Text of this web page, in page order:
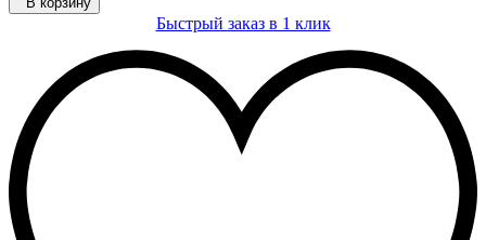
Быстрый заказ в 1 клик